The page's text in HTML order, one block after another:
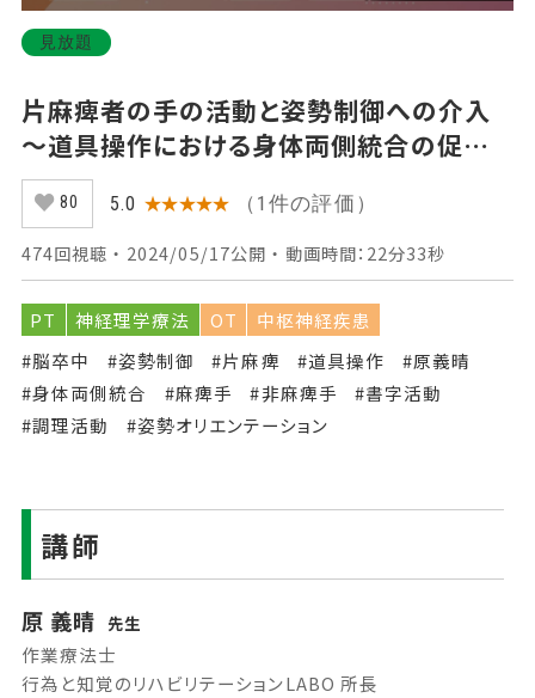
見放題
片麻痺者の手の活動と姿勢制御への介入
～道具操作における身体両側統合の促通
～ 【第2回】 Part③片麻痺者の調理活動へ
の介入
80 5.0 ★★★★★ （1件の評価）
474回視聴 ・ 2024/05/17公開 ・ 動画時間：22分33秒
PT 神経理学療法 OT
中枢神経疾患
#脳卒中
#姿勢制御 #片麻痺 #道具操作
#原義晴
#身体両側統合
#麻痺手 #非麻痺手
#書字活動
#調理活動
#姿勢オリエンテーション
講師
原 義晴 先生
作業療法士
行為と知覚のリハビリテーションLABO 所長